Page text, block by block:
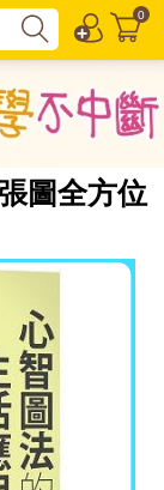
0
圖全方位